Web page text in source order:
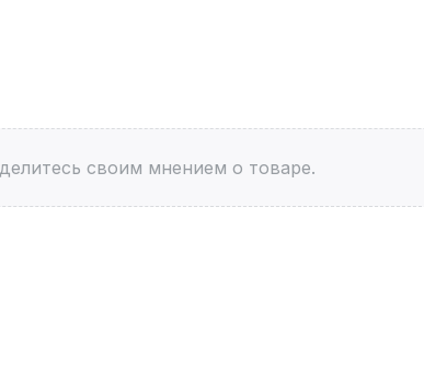
своим мнением о товаре.